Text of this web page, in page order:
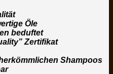
Öle
beduftet
Zertifikat
Shampoos